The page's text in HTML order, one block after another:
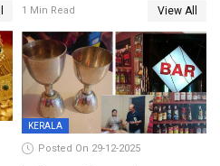
കുട്ടികൾക്കൊപ്പം
കളിക്കുന്നതിനിടെ
1 Min Read View All
KERALA
Posted On 29-12-2025